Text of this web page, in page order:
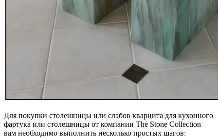
Для покупки столешницы или слэбов кварцита для кухонного
фартука или столешницы от компании The Stone Collection
вам необходимо выполнить несколько простых шагов: